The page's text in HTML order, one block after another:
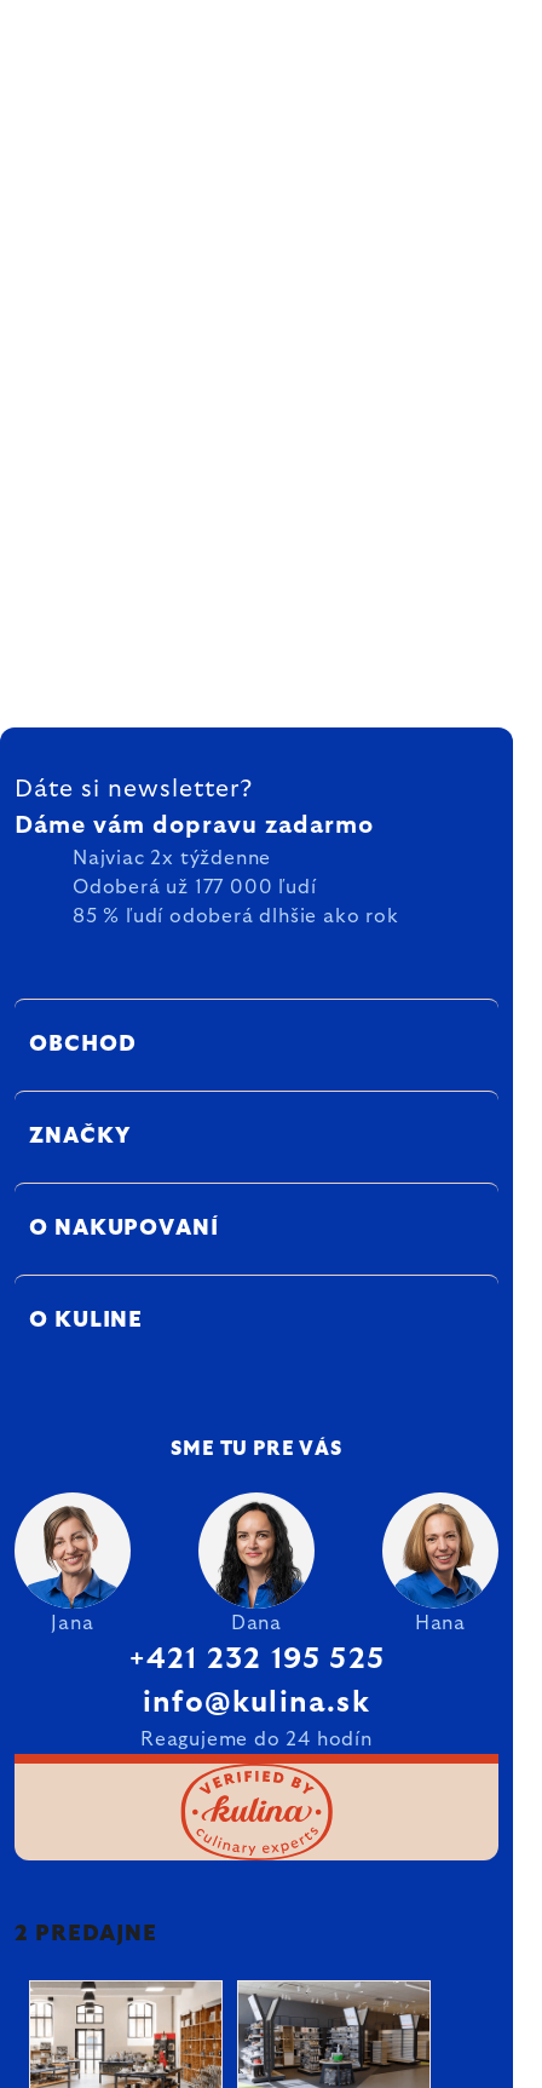
ZÁPÄTIE
Dáte si newsletter?
Dáme vám dopravu zadarmo
Najviac 2x týždenne
Odoberá už 177 000 ľudí
85 % ľudí odoberá dlhšie ako rok
OBCHOD
ZNAČKY
O NAKUPOVANÍ
O KULINE
SME TU PRE VÁS
Jana Dana Hana
+421 232 195 525
info@kulina.sk
Reagujeme do 24 hodín
2 PREDAJNE